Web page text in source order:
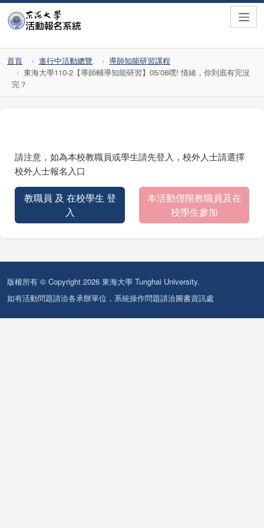
首頁 進行中活動總覽
導師知能研習課程
東海大學110-2【導師輔導知能研習】05/06嘿! 情緒，你到底有完沒
完？
請注意，如為本校教職員或學生請先登入，校外人士請選擇
校外人士報名入口
教職員 及 在校學生 登
入
本活動僅限教職員及在
校學生參加
版權所有 © Copyright 2026 東海大學 Tunghai University.
如有活動問題請洽各承辦單位，系統操作問題請洽圖書資訊處